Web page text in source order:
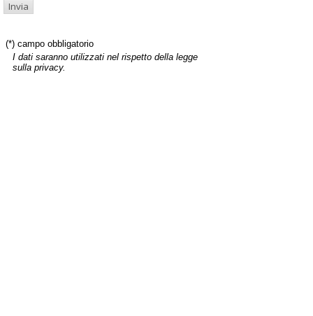
(*) campo obbligatorio
I dati saranno utilizzati nel rispetto della legge
sulla privacy.